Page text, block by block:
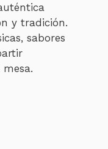
y tradición.
sabores